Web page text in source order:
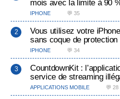
mois avec la limite à 90
IPHONE 💬 35
Vous utilisez votre
sans coque de protection
IPHONE 💬 34
CountdownKit :
service de streaming
APPLICATIONS MOBILE 💬 28